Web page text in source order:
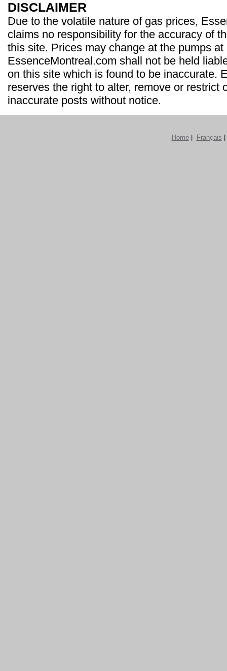
DISCLAIMER
Due to the volatile nature of gas prices,
claims no responsibility for the accuracy of
this site. Prices may change at the pumps at
EssenceMontreal.com shall not be held
on this site which is found to be inaccurate.
reserves the right to alter, remove or restrict
inaccurate posts without notice.
Home| Français